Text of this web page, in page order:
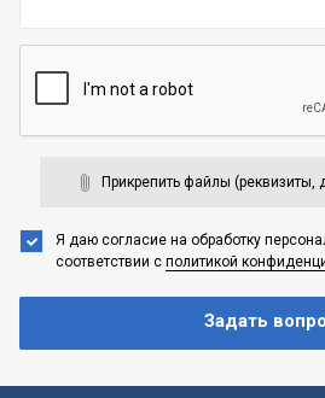
Прикрепить файлы (реквизиты,
Я даю согласие на обработку
соответствии с политикой